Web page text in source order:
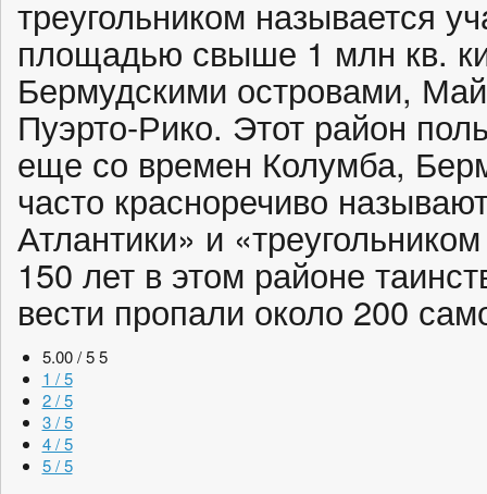
треугольником называется
площадью свыше 1 млн кв.
Бермудскими островами,
Пуэрто-Рико. Этот район
еще со времен Колумба,
часто красноречиво
Атлантики» и
150 лет в этом районе
вести пропали около 200
5.00 / 5 5
1 / 5
2 / 5
3 / 5
4 / 5
5 / 5